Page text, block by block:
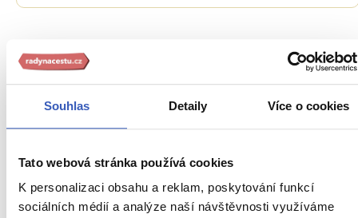
Souhlas Detaily Více o cookies
Tato webová stránka používá cookies
K personalizaci obsahu a reklam, poskytování funkcí
sociálních médií a analýze naší návštěvnosti využíváme
Rady na cestu